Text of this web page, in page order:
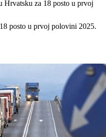
Hrvatsku za 18 posto u prvoj
posto u prvoj polovini 2025.